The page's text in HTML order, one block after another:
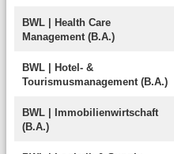
BWL | Health Care
Management (B.A.)
BWL | Hotel- &
Tourismusmanagement (B.A.)
BWL | Immobilienwirtschaft
(B.A.)